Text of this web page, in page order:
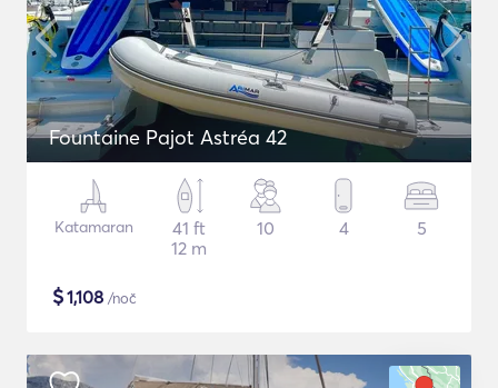
Fountaine Pajot Astréa 42
Katamaran
41 ft
12 m
10 4 5
$1,108 /noč